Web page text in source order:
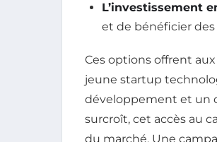
L’investissement
et de bénéficier des
Ces options offrent
jeune startup
développement et un
surcroît, cet accès au
du marché. Une